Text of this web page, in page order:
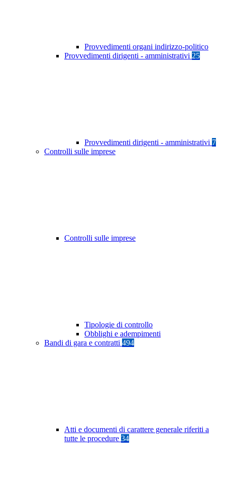
Provvedimenti organi indirizzo-politico
Provvedimenti dirigenti - amministrativi 25
Provvedimenti dirigenti - amministrativi 7
Controlli sulle imprese
Controlli sulle imprese
Tipologie di controllo
Obblighi e adempimenti
Bandi di gara e contratti 494
Atti e documenti di carattere generale riferiti a
tutte le procedure 34